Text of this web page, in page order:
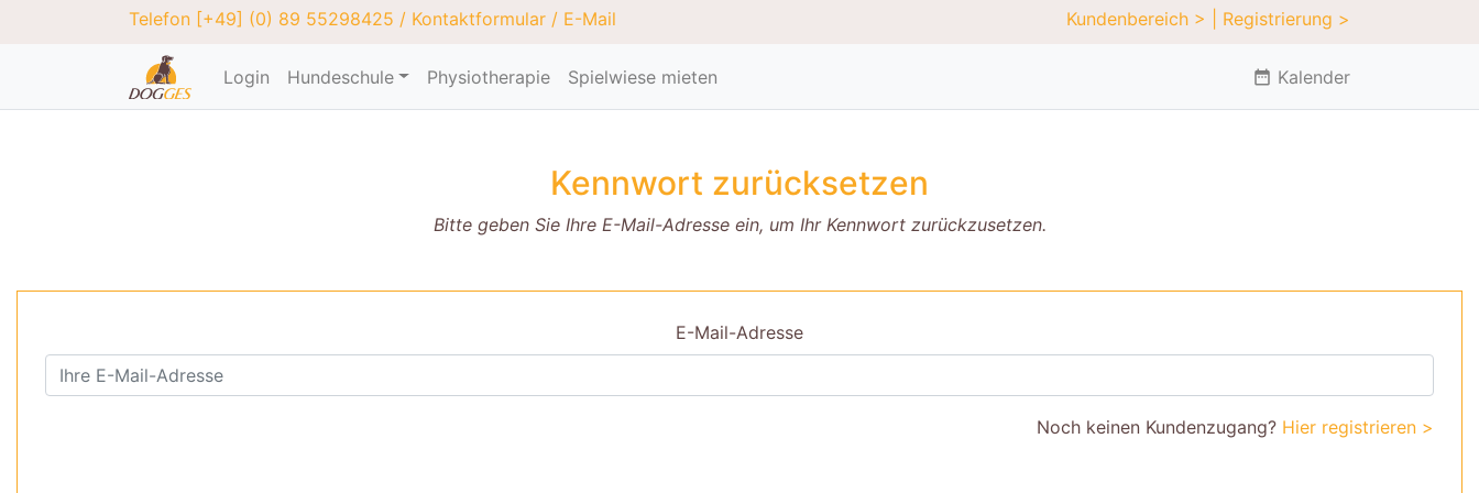
Telefon [+49] (0) 89 55298425 / Kontaktformular / E-Mail Kundenbereich > | Registrierung >
Login Hundeschule Physiotherapie Spielwiese mieten date_range Kalender
Kennwort zurücksetzen
Bitte geben Sie Ihre E-Mail-Adresse ein, um Ihr Kennwort zurückzusetzen.
E-Mail-Adresse
Noch keinen Kundenzugang? Hier registrieren >